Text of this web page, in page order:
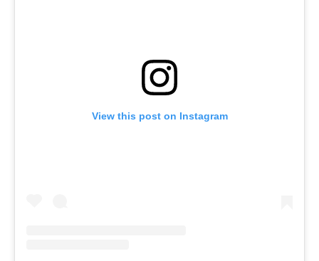
View this post on Instagram